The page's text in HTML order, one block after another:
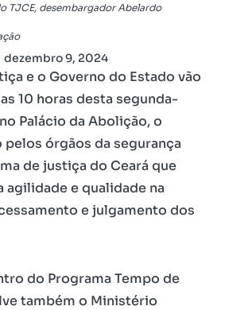
TJCE, desembargador Abelardo
dezembro 9, 2024
e o Governo do Estado vão
10 horas desta segunda-
Palácio da Abolição, o
órgãos da segurança
de justiça do Ceará que
agilidade e qualidade na
e julgamento dos
do Programa Tempo de
também o Ministério